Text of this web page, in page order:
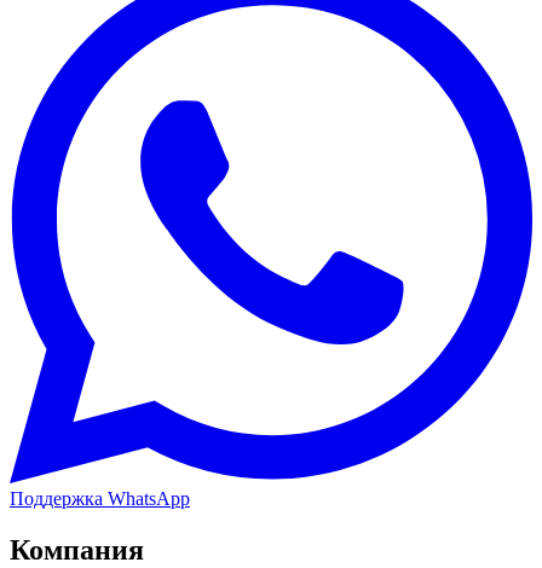
Поддержка WhatsApp
Компания